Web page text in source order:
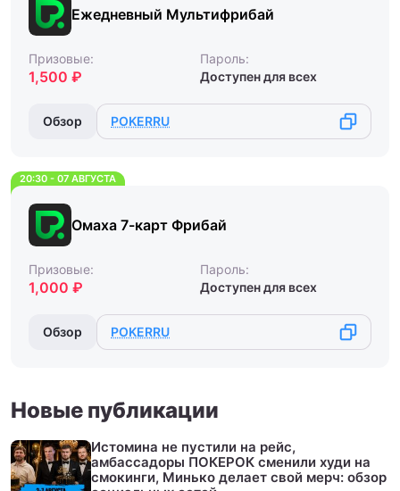
Ежедневный Мультифрибай
Призовые:
1,500 ₽
Пароль:
Доступен для всех
Обзор POKERRU
20:30 - 07 АВГУСТА
Омаха 7-карт Фрибай
Призовые:
1,000 ₽
Пароль:
Доступен для всех
Обзор POKERRU
Новые публикации
Истомина не пустили на рейс,
амбассадоры ПОКЕРОК сменили худи на
смокинги, Минько делает свой мерч: обзор